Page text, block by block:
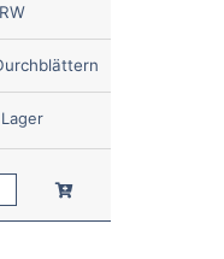
In den Warenkorb